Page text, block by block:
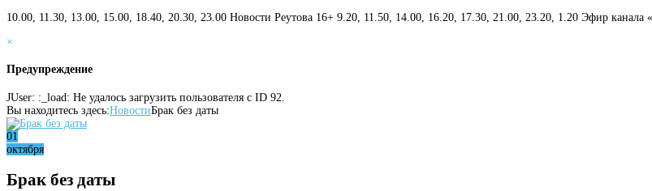
10.00, 11.30, 13.00, 15.00, 18.40, 20.30, 23.00 Новости Реутова 16+ 9.20, 11.50, 14.00, 16.20, 17.30, 21.00, 23.20, 1.20 Эфир канала
×
Предупреждение
JUser: :_load: Не удалось загрузить пользователя с ID 92.
Вы находитесь здесь:НовостиБрак без даты
01
октября
Брак без даты